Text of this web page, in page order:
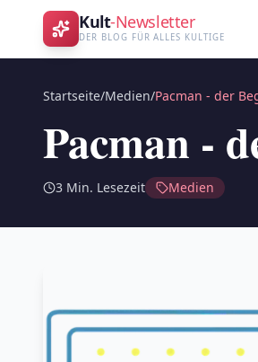
Kult-Newsletter
DER BLOG FÜR ALLES KULTIGE
Startseite/Medien/Pacman - der
Pacman -
3 Min. Lesezeit Medien